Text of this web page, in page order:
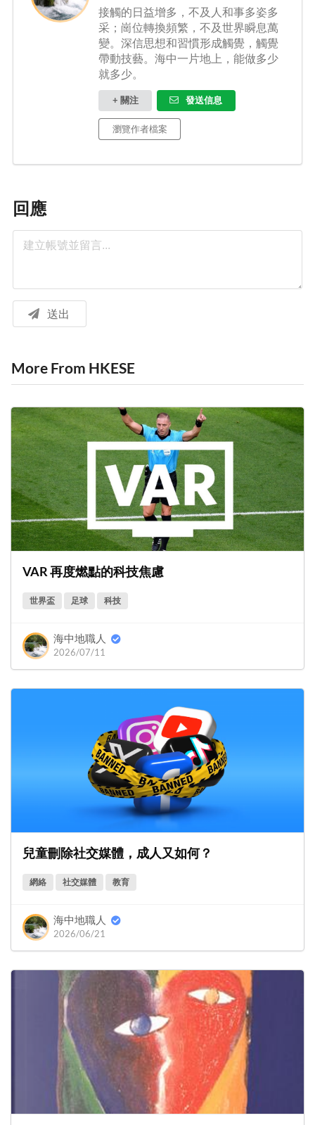
接觸的日益增多，不及人和事多姿多
采；崗位轉換頻繁，不及世界瞬息萬
變。深信思想和習慣形成觸覺，觸覺
帶動技藝。海中一片地上，能做多少
就多少。
+ 關注 發送信息
瀏覽作者檔案
回應
送出
More From HKESE
VAR 再度燃點的科技焦慮
世界盃 足球 科技
海中地職人
2026/07/11
兒童刪除社交媒體，成人又如何？
網絡 社交媒體 教育
海中地職人
2026/06/21